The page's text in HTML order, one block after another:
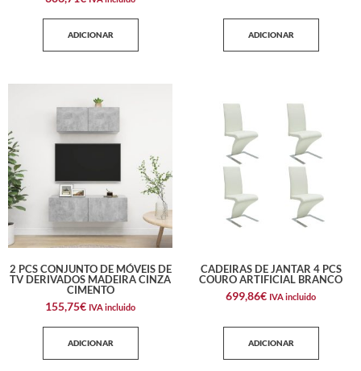
ADICIONAR ADICIONAR
2 PCS CONJUNTO DE MÓVEIS DE
TV DERIVADOS MADEIRA CINZA
CIMENTO
155,75€ IVA incluido
ADICIONAR
CADEIRAS DE JANTAR 4 PCS
COURO ARTIFICIAL BRANCO
699,86€ IVA incluido
ADICIONAR